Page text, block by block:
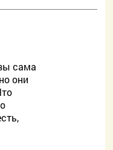
сама
они